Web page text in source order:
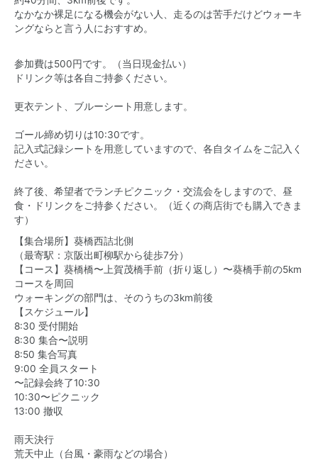
なかなか裸足になる機会がない人、走るのは苦手だけどウォーキ
ングならと言う人におすすめ。
参加費は500円です。（当日現金払い）
ドリンク等は各自ご持参ください。
更衣テント、ブルーシート用意します。
ゴール締め切りは10:30です。
記入式記録シートを用意していますので、各自タイムをご記入く
ださい。
終了後、希望者でランチピクニック・交流会をしますので、昼
食・ドリンクをご持参ください。（近くの商店街でも購入できま
す）
【集合場所】葵橋西詰北側
（最寄駅：京阪出町柳駅から徒歩7分）
【コース】葵橋橋〜上賀茂橋手前（折り返し）〜葵橋手前の5km
コースを周回
ウォーキングの部門は、そのうちの3km前後
【スケジュール】
8:30 受付開始
8:30 集合〜説明
8:50 集合写真
9:00 全員スタート
〜記録会終了10:30
10:30〜ピクニック
13:00 撤収
雨天決行
荒天中止（台風・豪雨などの場合）